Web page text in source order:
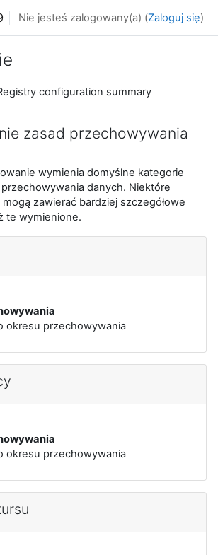
Nie jesteś zalogowany(a) (Zaloguj się)
configuration summary
zasad przechowywania
wymienia domyślne kategorie
danych. Niektóre
zawierać bardziej szczegółowe
te wymienione.
okresu przechowywania
okresu przechowywania